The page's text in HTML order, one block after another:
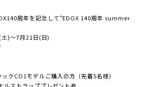
周年を記念して“EDOX 140周年 summer
)〜7月21日(日)
クCO1モデルご購入の方（先着5名様）